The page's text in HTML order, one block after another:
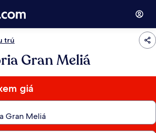
trú
Gran Meliá
giá